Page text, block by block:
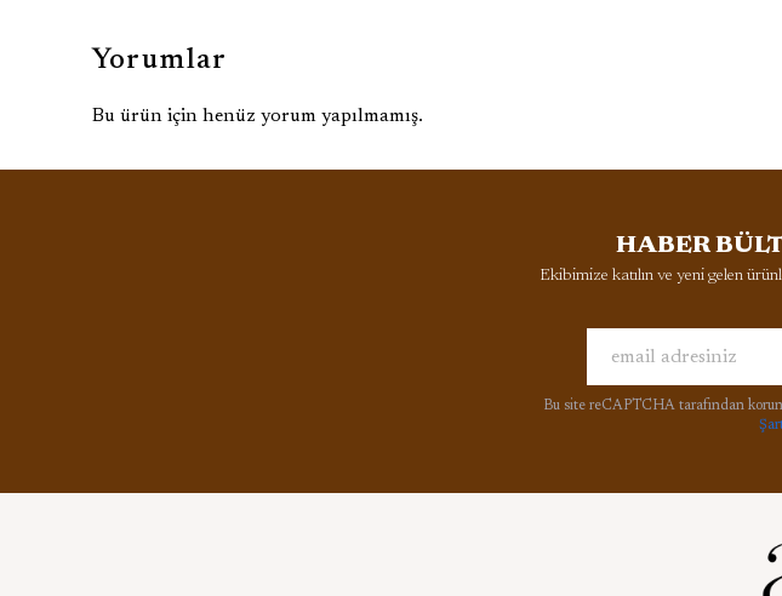
Yorumlar
Bu ürün için henüz yorum yapılmamış.
HABER
Ekibimize katılın ve yeni gelen
Bu site reCAPTCHA tarafından